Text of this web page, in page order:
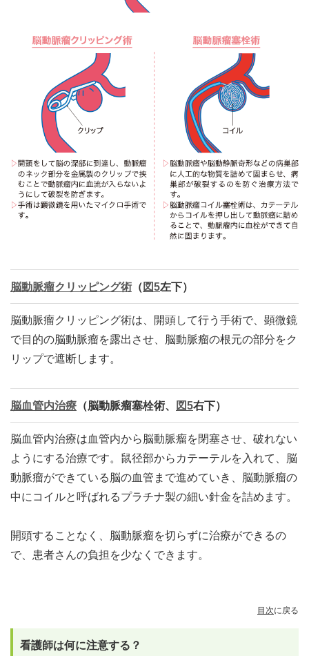
脳動脈瘤クリッピング術 （ 図5左下）
脳動脈瘤クリッピング術は、開頭して行う手術で、顕微鏡
で目的の脳動脈瘤を露出させ、脳動脈瘤の根元の部分をク
リップで遮断します。
脳血管内治療 （脳動脈瘤塞栓術、 図5右下）
脳血管内治療は血管内から脳動脈瘤を閉塞させ、破れない
ようにする治療です。鼠径部からカテーテルを入れて、脳
動脈瘤ができている脳の血管まで進めていき、脳動脈瘤の
中にコイルと呼ばれるプラチナ製の細い針金を詰めます。
開頭することなく、脳動脈瘤を切らずに治療ができるの
で、患者さんの負担を少なくできます。
目次に戻る
看護師は何に注意する？